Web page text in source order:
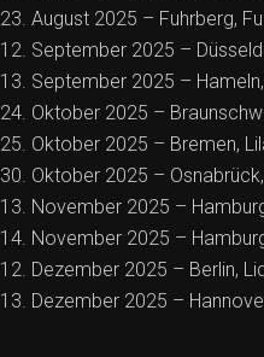
23. August 2025 – Fuhrberg,
12. September 2025 –
13. September 2025 –
24. Oktober 2025 –
25. Oktober 2025 – Bremen,
30. Oktober 2025 –
13. November 2025 –
14. November 2025 –
12. Dezember 2025 – Berlin,
13. Dezember 2025 –